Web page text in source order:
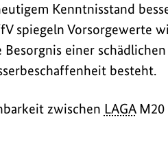
Kenntnisstand
spiegeln Vorsorgewerte
Besorgnis einer
besteht.
zwischen LAGAM20